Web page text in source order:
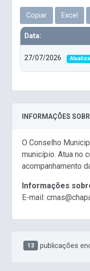
Copiar Excel
Data:
27/07/2026
INFORMAÇÕES
O Conselho
município. Atua no
acompanhamento
Informações
E-mail:
13 publicações